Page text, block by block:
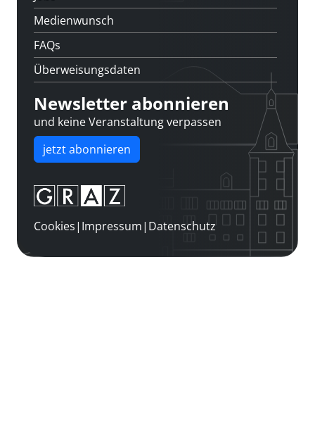
Medienwunsch
FAQs
Überweisungsdaten
Newsletter abonnieren
und keine Veranstaltung verpassen
jetzt abonnieren
Cookies| Impressum| Datenschutz